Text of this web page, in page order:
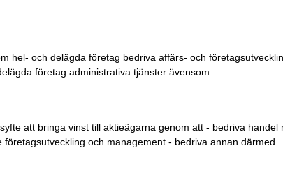
hel- och delägda företag bedriva affärs- och
företag administrativa tjänster ävensom ...
att bringa vinst till aktieägarna genom att - bedriva
och management - bedriva annan därmed ...